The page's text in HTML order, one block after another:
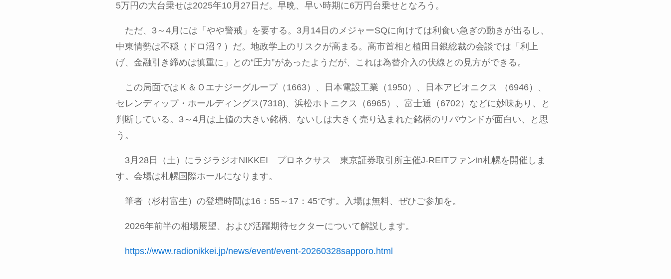
5万円の大台乗せは2025年10月 27 日だ。早晩、早い時期に6万円台乗せとなろう。
ただ、 3～ 4月には「やや警戒」を要する。 3月 14 日のメジャーSQに向けては利食い急ぎの動きが出るし、
中東情勢は不穏（ドロ沼？）だ。地政学上のリスクが高まる。高市首相と植田日銀総裁の会談では「利上
げ、金融引き締めは慎重に」との“圧力”があったようだが、これは為替介入の伏線との見方ができる。
この局面ではＫ＆Ｏエナジーグループ（ 1663）、日本電設工業（ 1950）、日本アビオニクス （ 6946）、
セレンディップ・ホールディングス(7318)、浜松ホトニクス（ 6965）、富士通（ 6702 ）などに妙味あり、と
判断している。 3～ 4月は上値の大きい銘柄、ないしは大きく売り込まれた銘柄のリバウンドが面白い、と思
う。
3月 28 日（土）にラジラジオNIKKEI プロネクサス 東京証券取引所主催J-REITファンin札幌を開催しま
す。会場は札幌国際ホールになります。
筆者（杉村富生）の登壇時間は16 ： 55～ 17 ： 45です。入場は無料、ぜひご参加を。
2026年前半の相場展望、および活躍期待セクターについて解説します。
https://www.radionikkei.jp/news/event/event-20260328sapporo.html